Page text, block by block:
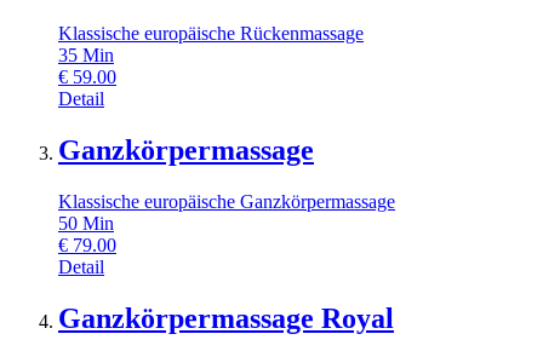
Klassische europäische Rückenmassage
35 Min
€ 59.00
Detail
Ganzkörpermassage
Klassische europäische Ganzkörpermassage
50 Min
€ 79.00
Detail
Ganzkörpermassage Royal